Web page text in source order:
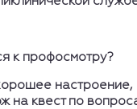
к профосмотру?
настроение,
на квест по